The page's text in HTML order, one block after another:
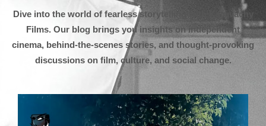
Dive into the world of fearless storytelling with Karuvachy
Films. Our blog brings you insights on independent
cinema, behind-the-scenes stories, and thought-provoking
discussions on film, culture, and social change.